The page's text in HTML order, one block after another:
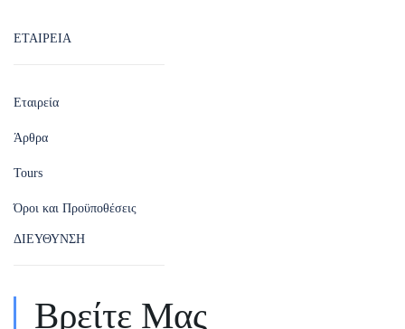
ΕΤΑΙΡΕΙΑ
Εταιρεία
Άρθρα
Tours
Όροι και Προϋποθέσεις
ΔΙΕΥΘΥΝΣΗ
Βρείτε Μας